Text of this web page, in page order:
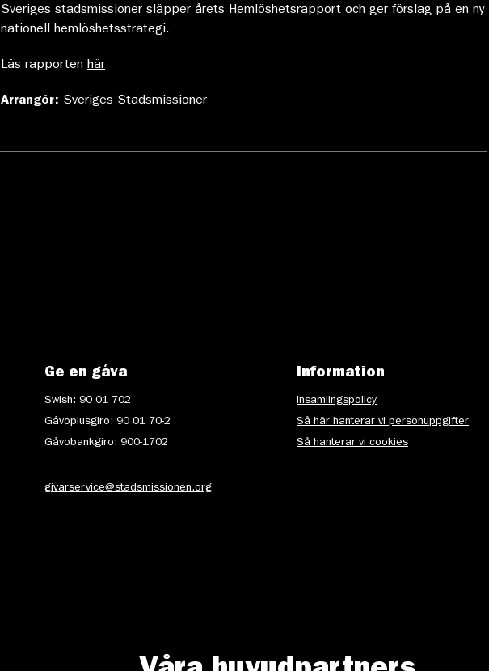
Sveriges stadsmissioner släpper årets Hemlöshetsrapport och ger förslag på en ny
nationell hemlöshetsstrategi.
Läs rapporten här
Arrangör: Sveriges Stadsmissioner
Ge en gåva
Swish: 90 01 702
Gåvoplusgiro: 90 01 70-2
Gåvobankgiro: 900-1702
givarservice@stadsmissionen.org
Information
Insamlingspolicy
Så här hanterar vi personuppgifter
Så hanterar vi cookies